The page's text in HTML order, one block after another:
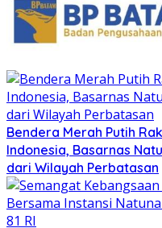
Bendera Merah Putih
Indonesia, Basarnas
dari Wilayah Perbatasan